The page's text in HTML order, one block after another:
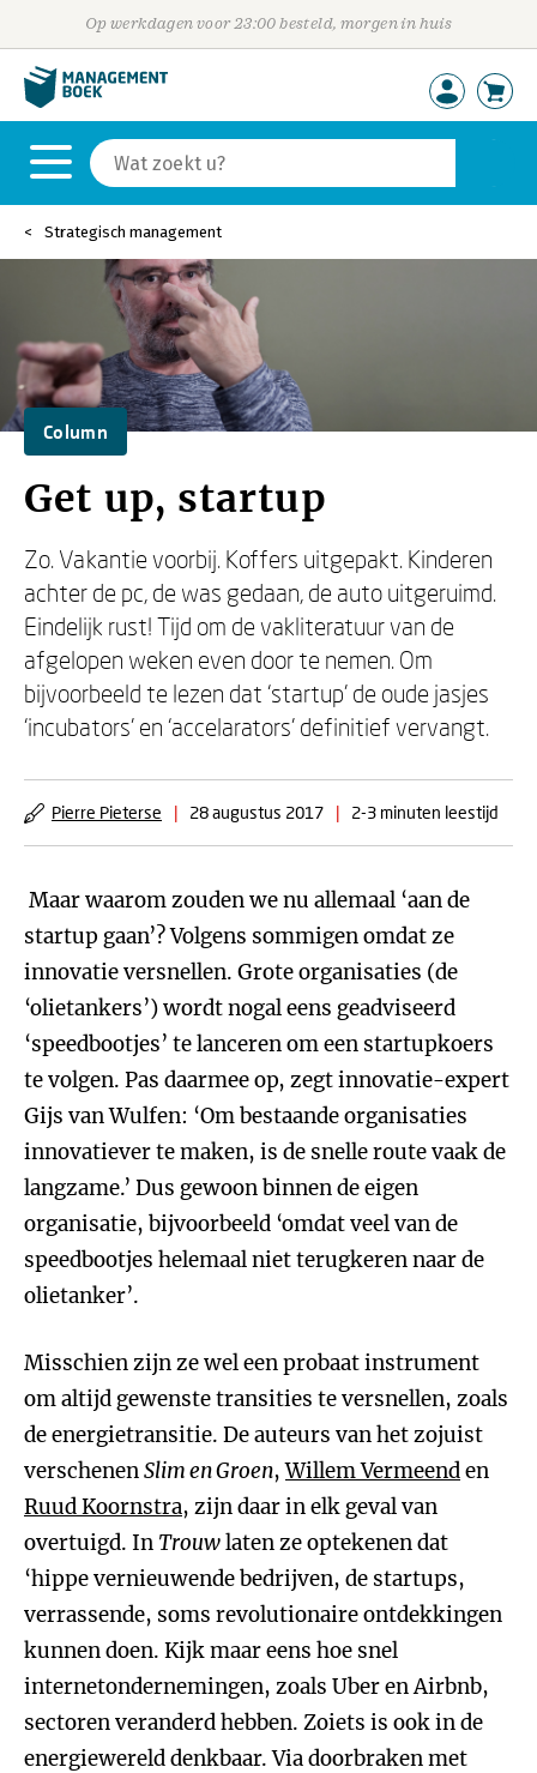
Op werkdagen voor 23:00 besteld, morgen in huis
Strategisch management
Column
Get up, startup
Zo. Vakantie voorbij. Koffers uitgepakt. Kinderen
achter de pc, de was gedaan, de auto uitgeruimd.
Eindelijk rust! Tijd om de vakliteratuur van de
afgelopen weken even door te nemen. Om
bijvoorbeeld te lezen dat ‘startup’ de oude jasjes
‘incubators’ en ‘accelarators’ definitief vervangt.
Pierre Pieterse | 28 augustus 2017 | 2-3 minuten leestijd
Maar waarom zouden we nu allemaal ‘aan de
startup gaan’? Volgens sommigen omdat ze
innovatie versnellen. Grote organisaties (de
‘olietankers’) wordt nogal eens geadviseerd
‘speedbootjes’ te lanceren om een startupkoers
te volgen. Pas daarmee op, zegt innovatie-expert
Gijs van Wulfen: ‘Om bestaande organisaties
innovatiever te maken, is de snelle route vaak de
langzame.’ Dus gewoon binnen de eigen
organisatie, bijvoorbeeld ‘omdat veel van de
speedbootjes helemaal niet terugkeren naar de
olietanker’.
Misschien zijn ze wel een probaat instrument
om altijd gewenste transities te versnellen, zoals
de energietransitie. De auteurs van het zojuist
verschenenSlim en Groen,Willem Vermeenden
Ruud Koornstra, zijn daar in elk geval van
overtuigd. In Trouwlaten ze optekenen dat
‘hippe vernieuwende bedrijven, de startups,
verrassende, soms revolutionaire ontdekkingen
kunnen doen. Kijk maar eens hoe snel
internetondernemingen, zoals Uber en Airbnb,
sectoren veranderd hebben. Zoiets is ook in de
energiewereld denkbaar. Via doorbraken met